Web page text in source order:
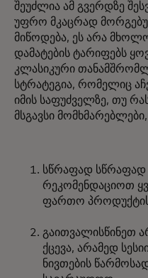
შეუძლია ამ გვერდზე
უფრო მკაცრად
მიწოდება, ეს არა
დამატების ტარიფებს
კლასიკური
სტრატეგია, რომელიც
იმის საფუძველზე, თუ
მსგავსი
სწრაფად
რეკომენდაციოთ
ფართო პროდუქტის
გაითვალისწინეთ
ქცევა, არამედ
ნივთების